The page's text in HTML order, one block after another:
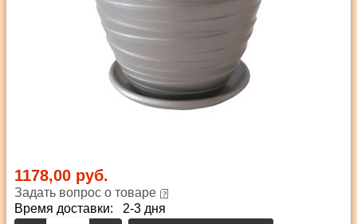
1178,00 руб.
Задать вопрос о товаре
Время доставки: 2-3 дня